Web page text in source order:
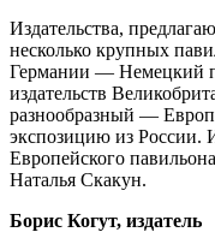
Издательства,
несколько крупных
Германии — Немецкий
издательств
разнообразный —
экспозицию из России.
Европейского
Наталья Скакун.
Борис Когут, издатель